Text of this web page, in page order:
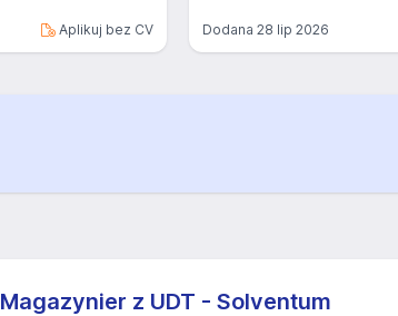
Aplikuj bez CV Dodana 28 lip 2026
Magazynier z UDT - Solventum